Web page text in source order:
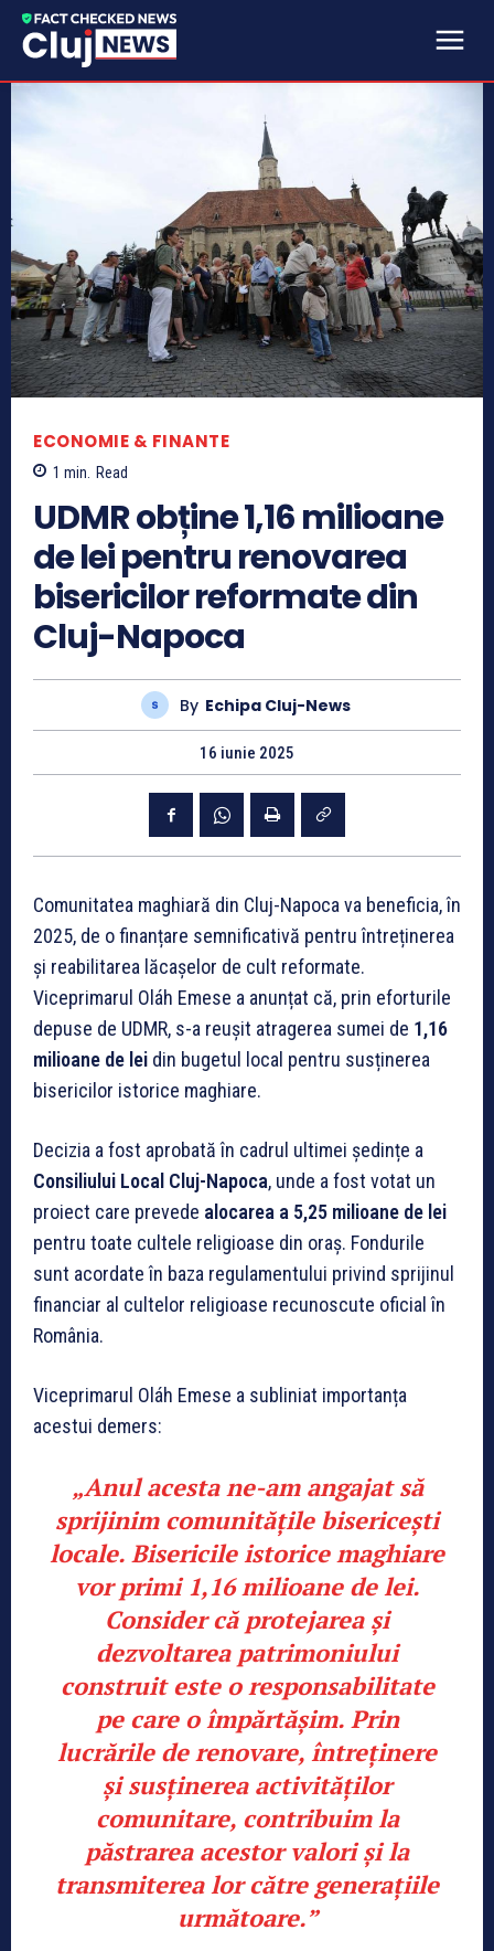
ECONOMIE & FINANTE
1 min. Read
UDMR obține 1,16 milioane
de lei pentru renovarea
bisericilor reformate din
Cluj-Napoca
By Echipa Cluj-News
16 iunie 2025
Comunitatea maghiară din Cluj-Napoca va beneficia, în
2025, de o finanțare semnificativă pentru întreținerea
și reabilitarea lăcașelor de cult reformate.
Viceprimarul Oláh Emese a anunțat că, prin eforturile
depuse de UDMR, s-a reușit atragerea sumei de 1,16
milioane de lei din bugetul local pentru susținerea
bisericilor istorice maghiare.
Decizia a fost aprobată în cadrul ultimei ședințe a
Consiliului Local Cluj-Napoca, unde a fost votat un
proiect care prevede alocarea a 5,25 milioane de lei
pentru toate cultele religioase din oraș. Fondurile
sunt acordate în baza regulamentului privind sprijinul
financiar al cultelor religioase recunoscute oficial în
România.
Viceprimarul Oláh Emese a subliniat importanța
acestui demers:
„Anul acesta ne-am angajat să
sprijinim comunitățile bisericești
locale. Bisericile istorice maghiare
vor primi 1,16 milioane de lei.
Consider că protejarea și
dezvoltarea patrimoniului
construit este o responsabilitate
pe care o împărtășim. Prin
lucrările de renovare, întreținere
și susținerea activităților
comunitare, contribuim la
păstrarea acestor valori și la
transmiterea lor către generațiile
următoare.”